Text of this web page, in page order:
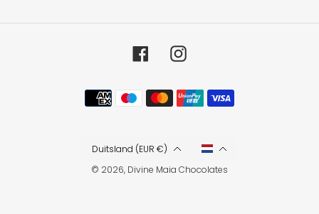
FacebookInstagram
Betaalmethoden
Duitsland (EUR €)
© 2026, Divine Maia Chocolates